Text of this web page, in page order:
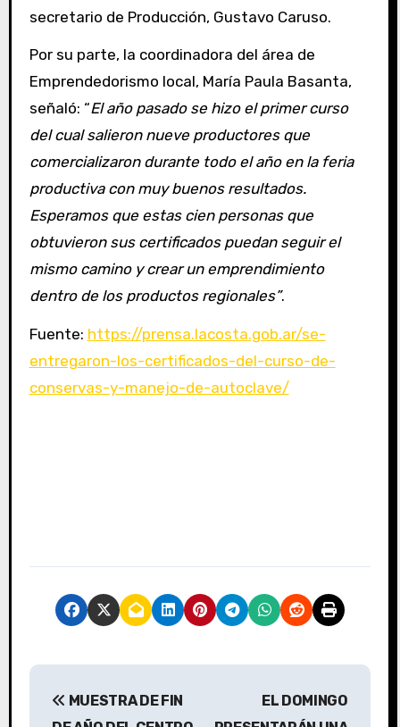
secretario de Producción, Gustavo Caruso.
Por su parte, la coordinadora del área de
Emprendedorismo local, María Paula Basanta,
señaló: “El año pasado se hizo el primer curso
del cual salieron nueve productores que
comercializaron durante todo el año en la feria
productiva con muy buenos resultados.
Esperamos que estas cien personas que
obtuvieron sus certificados puedan seguir el
mismo camino y crear un emprendimiento
dentro de los productos regionales”.
Fuente: https://prensa.lacosta.gob.ar/se-
entregaron-los-certificados-del-curso-de-
conservas-y-manejo-de-autoclave/
N
MUESTRA DE FIN
EL DOMINGO